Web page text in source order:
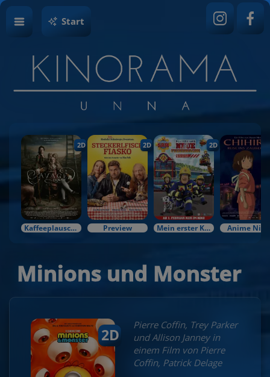
Start
2D
Kaffeeplausch & Kinozauber
2D
Preview
2D
Mein erster Kinobesuch Anime
Minions und Monster
2D
Pierre Coffin, Trey Parker
und Allison Janney in
einem Film von Pierre
Coffin, Patrick Delage